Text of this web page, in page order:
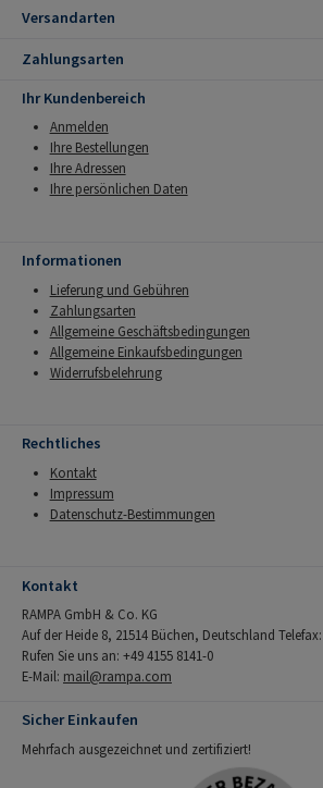
Versandarten
Zahlungsarten
Ihr Kundenbereich
Anmelden
Ihre Bestellungen
Ihre Adressen
Ihre persönlichen Daten
Informationen
Lieferung und Gebühren
Zahlungsarten
Allgemeine Geschäftsbedingungen
Allgemeine Einkaufsbedingungen
Widerrufsbelehrung
Rechtliches
Kontakt
Impressum
Datenschutz-Bestimmungen
Kontakt
RAMPA GmbH & Co. KG
Auf der Heide 8, 21514 Büchen, Deutschland
Rufen Sie uns an: +49 4155 8141-0
E-Mail: mail@rampa.com
Sicher Einkaufen
Mehrfach ausgezeichnet und zertifiziert!